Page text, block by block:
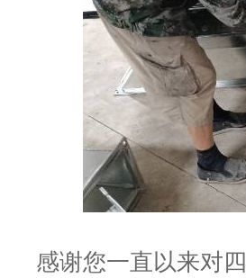
感谢您一直以来对